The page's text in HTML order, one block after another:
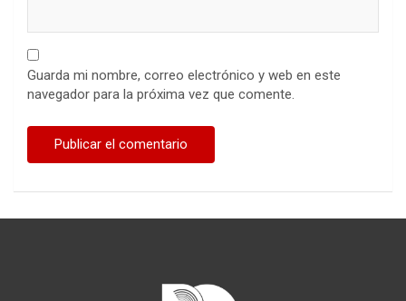
Guarda mi nombre, correo electrónico y web en este
navegador para la próxima vez que comente.